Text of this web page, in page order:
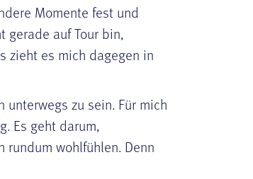
Momente fest und
gerade auf Tour bin,
zieht es mich dagegen in
zu sein. Für mich
Es geht darum,
rundum wohlfühlen. Denn